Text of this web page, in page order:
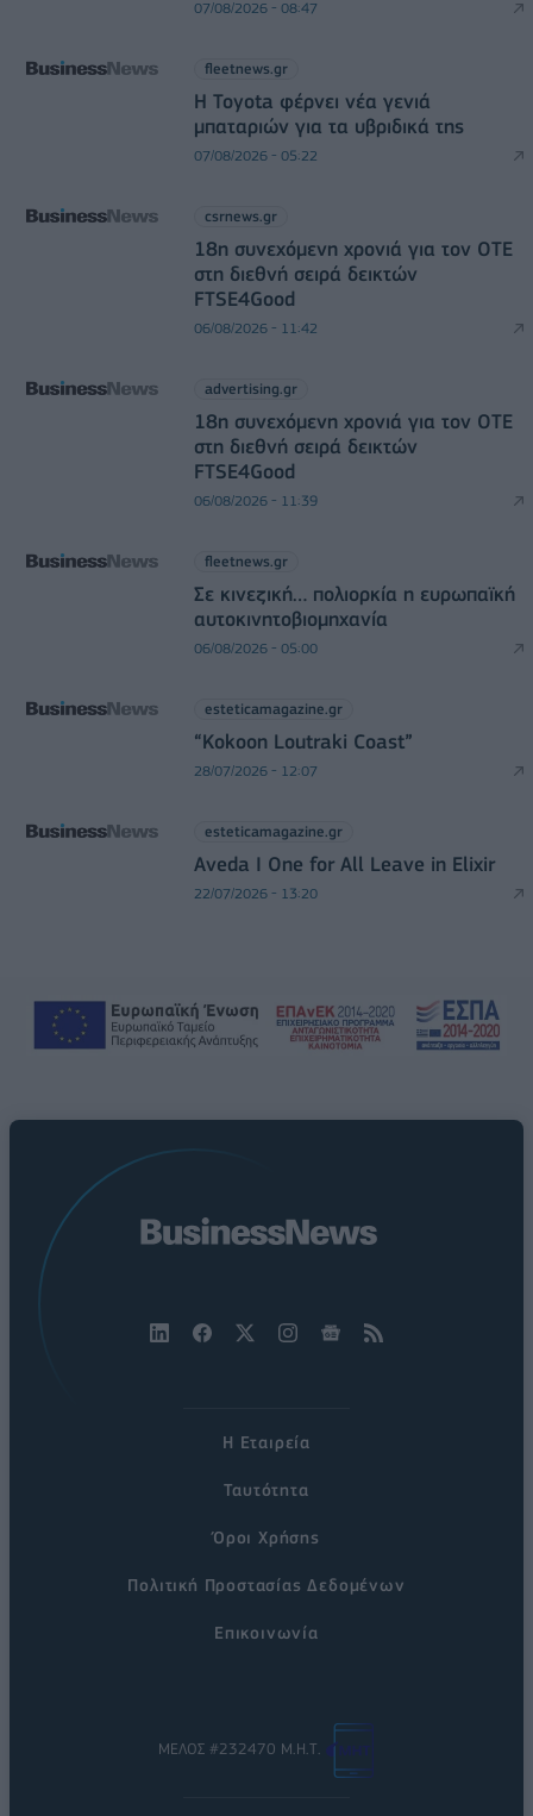
07/08/2026 - 08:47
fleetnews.gr
Η Toyota φέρνει νέα γενιά
μπαταριών για τα υβριδικά της
07/08/2026 - 05:22
csrnews.gr
18η συνεχόμενη χρονιά για τον ΟΤΕ
στη διεθνή σειρά δεικτών
FTSE4Good
06/08/2026 - 11:42
advertising.gr
18η συνεχόμενη χρονιά για τον ΟΤΕ
στη διεθνή σειρά δεικτών
FTSE4Good
06/08/2026 - 11:39
fleetnews.gr
Σε κινεζική… πολιορκία η ευρωπαϊκή
αυτοκινητοβιομηχανία
06/08/2026 - 05:00
esteticamagazine.gr
“Kokoon Loutraki Coast”
28/07/2026 - 12:07
esteticamagazine.gr
Aveda I One for All Leave in Elixir
22/07/2026 - 13:20
Η Εταιρεία
Ταυτότητα
Όροι Χρήσης
Πολιτική Προστασίας Δεδομένων
Επικοινωνία
ΜΕΛΟΣ #232470 Μ.Η.Τ.